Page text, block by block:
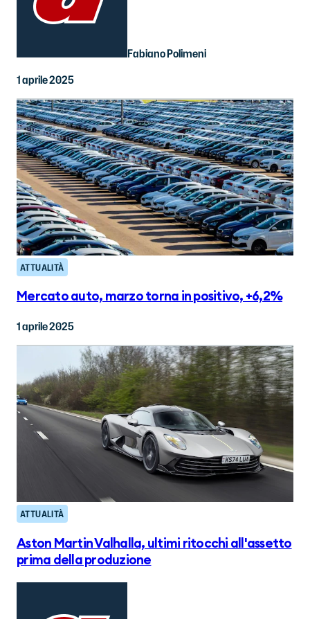
Fabiano Polimeni
1 aprile 2025
ATTUALITÀ
Mercato auto, marzo torna in positivo, +6,2%
1 aprile 2025
ATTUALITÀ
Aston Martin Valhalla, ultimi ritocchi all'assetto
prima della produzione